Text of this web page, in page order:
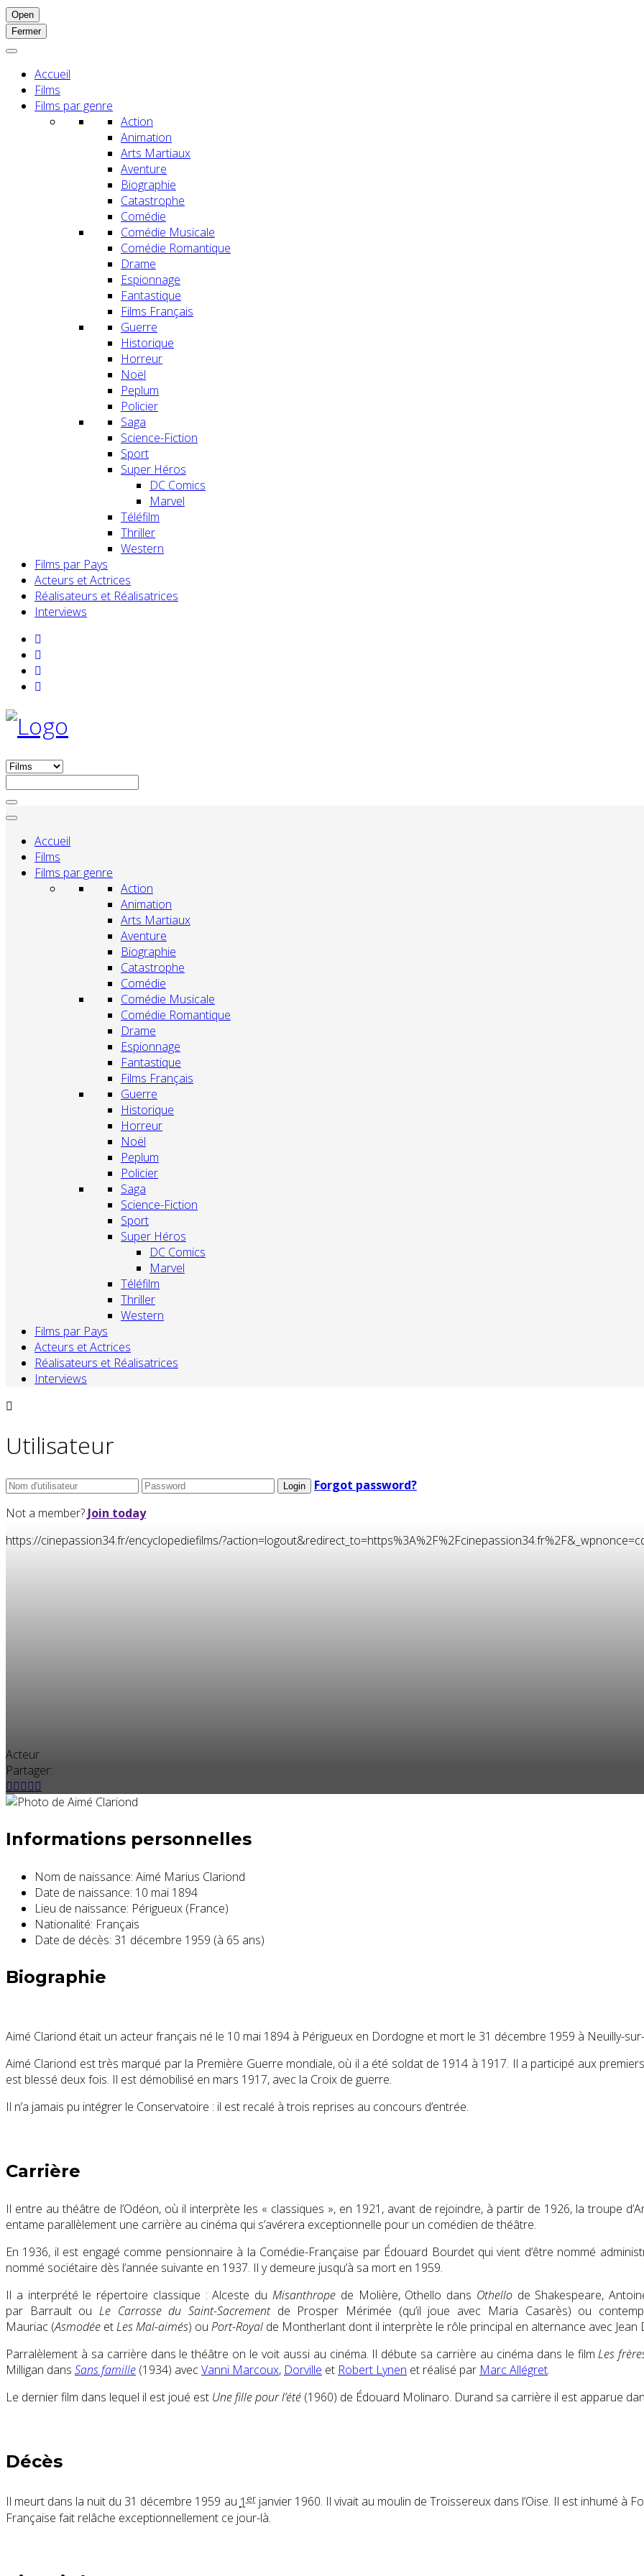
Open
Fermer
Accueil
Films
Films par genre
Action
Animation
Arts Martiaux
Aventure
Biographie
Catastrophe
Comédie
Comédie Musicale
Comédie Romantique
Drame
Espionnage
Fantastique
Films Français
Guerre
Historique
Horreur
Noël
Peplum
Policier
Saga
Science-Fiction
Sport
Super Héros
DC Comics
Marvel
Téléfilm
Thriller
Western
Films par Pays
Acteurs et Actrices
Réalisateurs et Réalisatrices
Interviews
Accueil
Films
Films par genre
Action
Animation
Arts Martiaux
Aventure
Biographie
Catastrophe
Comédie
Comédie Musicale
Comédie Romantique
Drame
Espionnage
Fantastique
Films Français
Guerre
Historique
Horreur
Noël
Peplum
Policier
Saga
Science-Fiction
Sport
Super Héros
DC Comics
Marvel
Téléfilm
Thriller
Western
Films par Pays
Acteurs et Actrices
Réalisateurs et Réalisatrices
Interviews
Utilisateur
Forgot password?
Not a member? Join today
https://cinepassion34.fr/encyclopediefilms/
Acteur
Partager:
Informations personnelles
Nom de naissance: Aimé Marius Clariond
Date de naissance: 10 mai 1894
Lieu de naissance: Périgueux (France)
Nationalité: Français
Date de décès: 31 décembre 1959 (à 65 ans)
Biographie
Aimé Clariond était un acteur français né le 10 mai 1894 à Périgueux en Dordogne et mort le 31 décembre 1959 à Neuilly-
Aimé Clariond est très marqué par la Première Guerre mondiale, où il a été soldat de 1914 à 1917. Il a participé aux
est blessé deux fois. Il est démobilisé en mars 1917, avec la Croix de guerre.
Il n’a jamais pu intégrer le Conservatoire : il est recalé à trois reprises au concours d’entrée.
Carrière
Il entre au théâtre de l’Odéon, où il interprète les « classiques », en 1921, avant de rejoindre, à partir de 1926, la troupe
entame parallèlement une carrière au cinéma qui s’avérera exceptionnelle pour un comédien de théâtre.
En 1936, il est engagé comme pensionnaire à la Comédie-Française par Édouard Bourdet qui vient d’être nommé
nommé sociétaire dès l’année suivante en 1937. Il y demeure jusqu’à sa mort en 1959.
Il a interprété le répertoire classique : Alceste du Misanthrope de Molière, Othello dans Othellode Shakespeare,
par Barrault ouLe Carrosse du Saint-Sacrementde Prosper Mérimée (qu’il joue avec Maria Casarès) ou
Mauriac (Asmodée etLes Mal-aimés) ou Port-Royal de Montherlant dont il interprète le rôle principal en alternance avec Jean
Parralèlement à sa carrière dans le théâtre on le voit aussi au cinéma. Il débute sa carrière au cinéma dans le filmLes
Milligan dans Sans famille (1934) avecVanni Marcoux, Dorville et Robert Lynen et réalisé par Marc Allégret.
Le dernier film dans lequel il est joué est Une fille pour l’été (1960) de Édouard Molinaro. Durand sa carrière il est apparue
Décès
Il meurt dans la nuit du 31 décembre 1959 au 1erjanvier 1960. Il vivait au moulin de Troissereux dans l’Oise. Il est inhumé à
Française fait relâche exceptionnellement ce jour-là.